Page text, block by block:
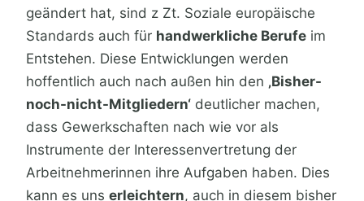
geändert hat, sind z Zt. Soziale europäische
Standards auch für handwerkliche Berufe im
Entstehen. Diese Entwicklungen werden
hoffentlich auch nach außen hin den ‚Bisher-
noch-nicht-Mitgliedern‘ deutlicher machen,
dass Gewerkschaften nach wie vor als
Instrumente der Interessenvertretung der
Arbeitnehmerinnen ihre Aufgaben haben. Dies
kann es uns erleichtern, auch in diesem bisher